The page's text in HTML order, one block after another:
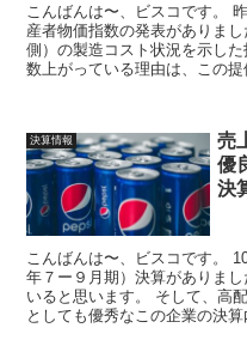
こんばんは〜、ビスコです。
産者物価指数の発表がありま
側）の製造コスト状況を示し
数上がっている理由は、この提
決算情報
売
優
決
こんばんは〜、ビスコです。
年７ー９月期）決算がありま
いると思います。 そして、高
としても優秀なこの企業の決